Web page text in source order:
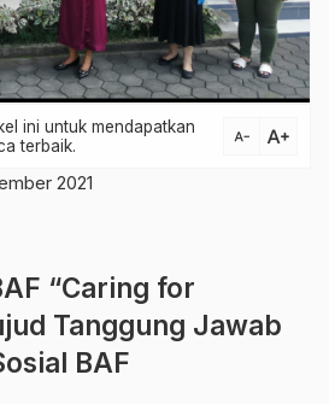
ini untuk mendapatkan
terbaik.
text_decrease text_increase
2021
“Caring for
Tanggung Jawab
BAF